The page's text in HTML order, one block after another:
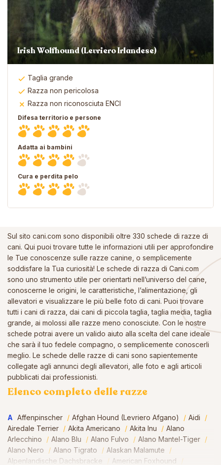
Irish Wolfhound (Levriero Irlandese)
Taglia grande
Razza non pericolosa
Razza non riconosciuta ENCI
Difesa territorio e persone
Adatta ai bambini
Cura e perdita pelo
Sul sito cani.com sono disponibili oltre 330 schede di razze di
cani. Qui puoi trovare tutte le informazioni utili per approfondire
le Tue conoscenze sulle razze canine, o semplicemente
soddisfare la Tua curiosità! Le schede di razza di Cani.com
sono uno strumento utile per orientarti nell’universo del cane,
conoscerne le origini, le caratteristiche, l’alimentazione, gli
allevatori e visualizzare le più belle foto di cani. Puoi trovare
tutti i cani di razza, dai cani di piccola taglia, taglia media, taglia
grande, ai molossi alle razze meno conosciute. Con le nostre
schede potrai avere un valido aiuto alla scelta del cane ideale
che sarà il tuo fedele compagno, o semplicemente conoscerli
meglio. Le schede delle razze di cani sono sapientemente
collegate agli annunci degli allevatori, alle foto e agli articoli
pubblicati dai professionisti.
Elenco completo delle razze
A Affenpinscher Afghan Hound (Levriero Afgano)
Aidi
Airedale Terrier
Akita Americano Akita Inu
Alano
Arlecchino
Alano Blu Alano Fulvo
Alano Mantel-Tiger
Alano Nero
Alano Tigrato
Alaskan Malamute
Alpenlandische Dachsbracke
American Foxhound